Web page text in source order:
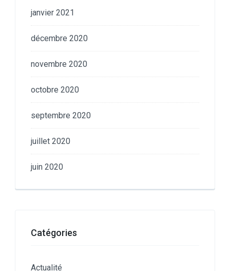
janvier 2021
décembre 2020
novembre 2020
octobre 2020
septembre 2020
juillet 2020
juin 2020
Catégories
Actualité